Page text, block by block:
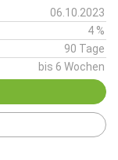
06.10.2023
4 %
90 Tage
bis 6 Wochen